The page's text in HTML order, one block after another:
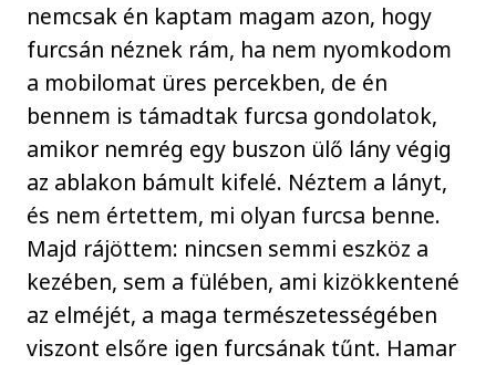
nemcsak én kaptam magam azon, hogy
furcsán néznek rám, ha nem nyomkodom
a mobilomat üres percekben, de én
bennem is támadtak furcsa gondolatok,
amikor nemrég egy buszon ülő lány végig
az ablakon bámult kifelé. Néztem a lányt,
és nem értettem, mi olyan furcsa benne.
Majd rájöttem: nincsen semmi eszköz a
kezében, sem a fülében, ami kizökkentené
az elméjét, a maga természetességében
viszont elsőre igen furcsának tűnt. Hamar